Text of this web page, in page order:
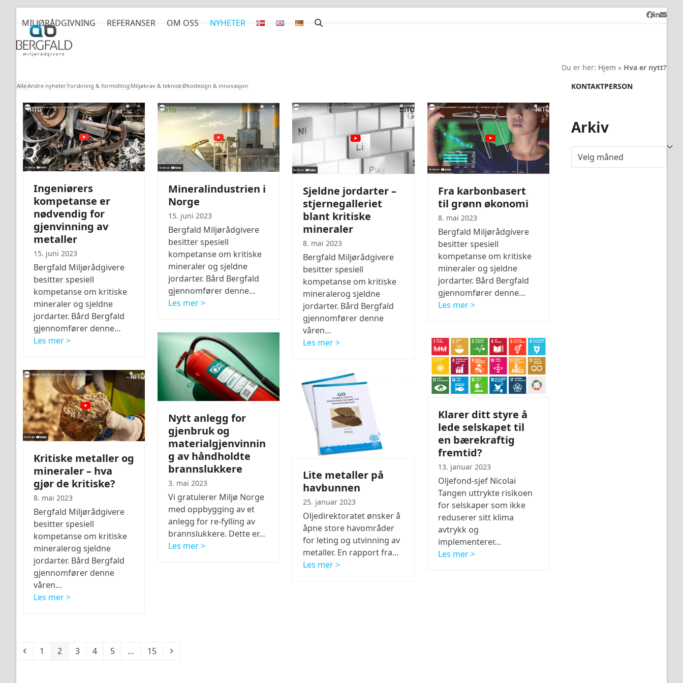
Facebook
Email
MILJØRÅDGIVNING REFERANSER OM OSS NYHETER
Du er her: Hjem » Hva er nytt?
AlleAndre nyheter Forskning & formidling Miljøkrav & tekniskØkodesign & innovasjon
Ingeniørers
kompetanse er
nødvendig for
gjenvinning av
metaller
15. juni 2023
Bergfald Miljørådgivere
besitter spesiell
kompetanse om kritiske
mineraler og sjeldne
jordarter. Bård Bergfald
gjennomfører denne…
Les mer >
Mineralindustrien i
Norge
15. juni 2023
Bergfald Miljørådgivere
besitter spesiell
kompetanse om kritiske
mineraler og sjeldne
jordarter. Bård Bergfald
gjennomfører denne…
Les mer >
Sjeldne jordarter –
stjernegalleriet
blant kritiske
mineraler
8. mai 2023
Bergfald Miljørådgivere
besitter spesiell
kompetanse om kritiske
mineralerog sjeldne
jordarter. Bård Bergfald
gjennomfører denne
våren…
Les mer >
Fra karbonbasert
til grønn økonomi
8. mai 2023
Bergfald Miljørådgivere
besitter spesiell
kompetanse om kritiske
mineraler og sjeldne
jordarter. Bård Bergfald
gjennomfører denne…
Les mer >
Kritiske metaller og
mineraler – hva
gjør de kritiske?
8. mai 2023
Bergfald Miljørådgivere
besitter spesiell
kompetanse om kritiske
mineralerog sjeldne
jordarter. Bård Bergfald
gjennomfører denne
våren…
Les mer >
Nytt anlegg for
gjenbruk og
materialgjenvinnin
g av håndholdte
brannslukkere
3. mai 2023
Vi gratulerer Miljø Norge
med oppbygging av et
anlegg for re-fylling av
brannslukkere. Dette er…
Les mer >
Lite metaller på
havbunnen
25. januar 2023
Oljedirektoratet ønsker å
åpne store havområder
for leting og utvinning av
metaller. En rapport fra…
Les mer >
Klarer ditt styre å
lede selskapet til
en bærekraftig
fremtid?
13. januar 2023
Oljefond-sjef Nicolai
Tangen uttrykte risikoen
for selskaper som ikke
reduserer sitt klima
avtrykk og
implementerer…
Les mer >
Previous
Page
1 Page
2 Page
3 Page
4 Page
5 … Page
15 Next
KONTAKTPERSON
Arkiv
Arkiv